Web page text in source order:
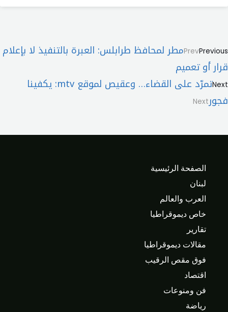
PrevPrevious
مطر لمحافظ طرابلس: العبرة بالتنفيذ لا بإعلام
قرار أو تعميم
Next
تمرّد على القضاء… وعقيص لموقع mtv: يكفينا
فجورNext
الصفحة الرئيسية
لبنان
العرب والعالم
خاص ديموقراطيا
تقارير
مقالات ديموقراطيا
فوق مقص الرقيب
اقتصاد
فن ومنوعات
رياضة